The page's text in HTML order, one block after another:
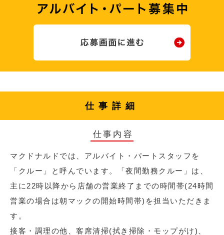
仕事詳細
仕事内容
マクドナルドでは、アルバイト・パートスタッフを
「クルー」と呼んでいます。「夜間勤務クルー」は、
主に22時以降から店舗の営業終了までの時間帯(24時間
営業の場合は朝マックの開始時間帯)を担当いただきま
す。
接客・調理の他、客席清掃(拭き掃除・モップがけ)、